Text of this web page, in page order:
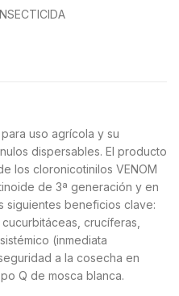
uso agrícola y su
dispersables. El producto
los cloronicotinilos VENOM
de 3ª generación y en
siguientes beneficios clave:
crucíferas,
(inmediata
a la cosecha en
Q de mosca blanca.